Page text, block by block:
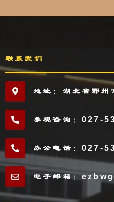
联系我们
地址：湖北省鄂
参观咨询：027-
办公电话：027-
电子邮箱：